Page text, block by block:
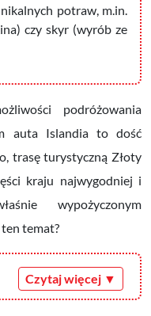
potraw, m.in.
czy skyr (wyrób ze
podróżowania
auta Islandia to dość
trasę turystyczną Złoty
kraju najwygodniej i
wypożyczonym
temat?